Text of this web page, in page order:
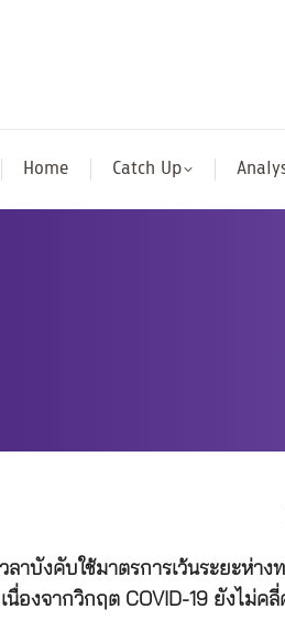
Home Catch Up
ลาบังคับใช้มาตรการเว้นระยะห่า
องจากวิกฤต COVID-19 ยังไม่คลี่